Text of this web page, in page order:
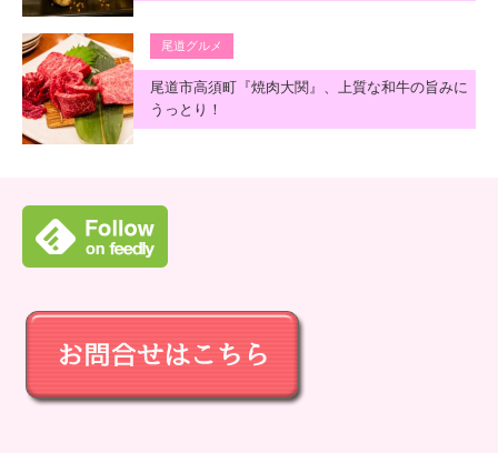
尾道グルメ
尾道市高須町『焼肉大関』、上質な和牛の旨みに
うっとり！